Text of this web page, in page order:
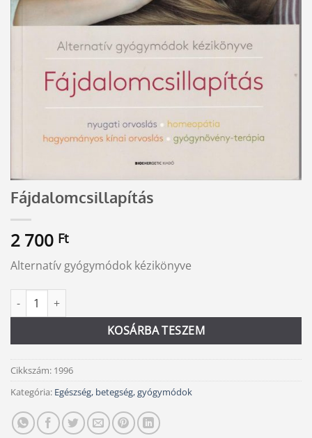
Fájdalomcsillapítás
2 700 Ft
Alternatív gyógymódok kézikönyve
Fájdalomcsillapítás mennyiség
KOSÁRBA TESZEM
Alternative:
Cikkszám: 1996
Kategória: Egészség, betegség, gyógymódok